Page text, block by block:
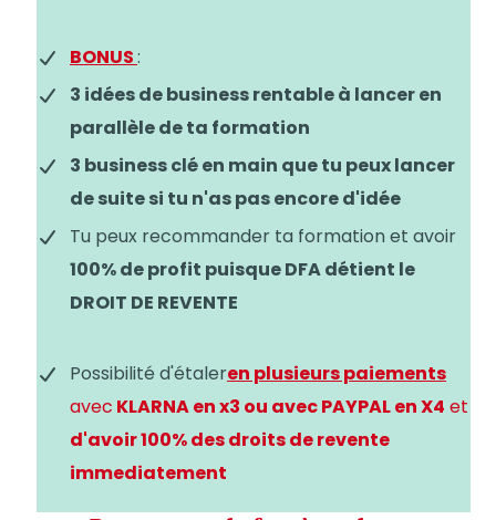
BONUS:
3 idées de business rentable à lancer en
parallèle de ta formation
3 business clé en main que tu peux lancer
de suite si tu n'as pas encore d'idée
Tu peux recommander ta formation et avoir
100% de profit puisque DFA détient le
DROIT DE REVENTE
Possibilité d'étaleren plusieurs paiements
avec KLARNA en x3 ou avec PAYPAL en X4 et
d'avoir 100% des droits de revente
immediatement